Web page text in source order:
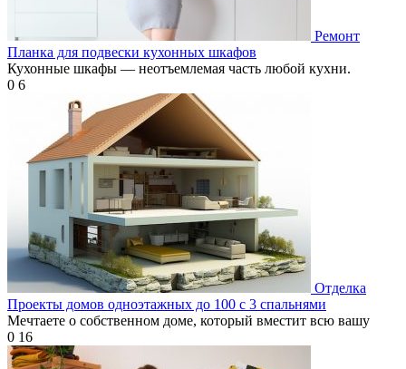
Ремонт
Планка для подвески кухонных шкафов
Кухонные шкафы — неотъемлемая часть любой кухни.
0 6
Отделка
Проекты домов одноэтажных до 100 с 3 спальнями
Мечтаете о собственном доме, который вместит всю вашу
0 16